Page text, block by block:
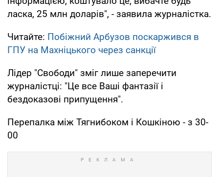
ласка, 25 млн доларів", - заявила журналістка.
Читайте: Побіжний Арбузов поскаржився в
ГПУ на Махніцького через санкції
Лідер "Свободи" зміг лише заперечити
журналістці: "Це все Ваші фантазії і
бездоказові припущення".
Перепалка між Тягнибоком і Кошкіною - з 30-
00